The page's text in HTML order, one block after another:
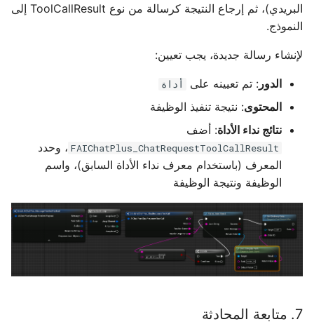
البريدي)، ثم إرجاع النتيجة كرسالة من نوع ToolCallResult إلى
النموذج.
لإنشاء رسالة جديدة، يجب تعيين:
الدور : تم تعيينه على أداة
المحتوى: نتيجة تنفيذ الوظيفة
نتائج نداء الأداة: أضف
FAIChatPlus_ChatRequestToolCallResult ، وحدد
المعرف (باستخدام معرف نداء الأداة السابق)، واسم
الوظيفة ونتيجة الوظيفة
7. متابعة المحادثة